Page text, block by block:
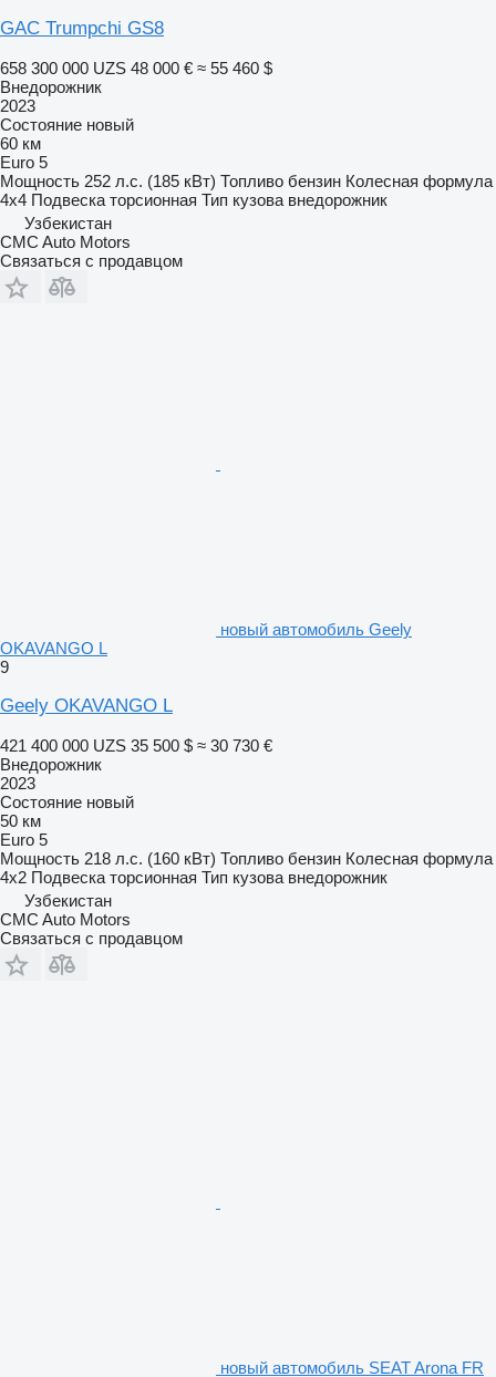
GAC Trumpchi GS8
658 300 000 UZS 48 000 € ≈ 55 460 $
Внедорожник
2023
Состояние новый
60 км
Euro 5
Мощность 252 л.с. (185 кВт) Топливо бензин Колесная формула
4x4 Подвеска торсионная Тип кузова внедорожник
Узбекистан
CMC Auto Motors
Связаться с продавцом
новый автомобиль Geely
OKAVANGO L
9
Geely OKAVANGO L
421 400 000 UZS 35 500 $ ≈ 30 730 €
Внедорожник
2023
Состояние новый
50 км
Euro 5
Мощность 218 л.с. (160 кВт) Топливо бензин Колесная формула
4x2 Подвеска торсионная Тип кузова внедорожник
Узбекистан
CMC Auto Motors
Связаться с продавцом
новый автомобиль SEAT Arona FR